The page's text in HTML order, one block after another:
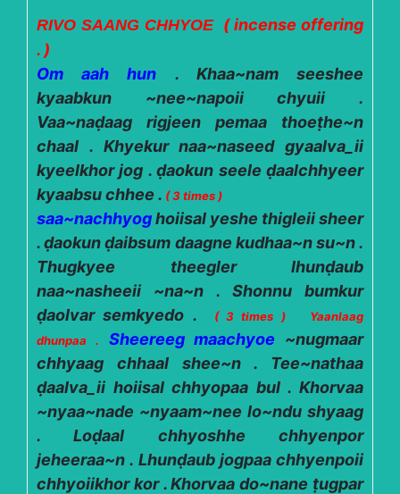
RIVO SAANG CHHYOE ( incense offering
. )
Om aah hun . Khaa~nam seeshee
kyaabkun ~nee~napoii chyuii .
Vaa~naḍaag rigjeen pemaa thoeṭhe~n
chaal . Khyekur naa~naseed gyaalva_ii
kyeelkhor jog . ḍaokun seele ḍaalchhyeer
kyaabsu chhee . ( 3 times )
saa~nachhyoghoiisal yeshe thigleii sheer
. ḍaokun ḍaibsum daagne kudhaa~n su~n .
Thugkyee theegler lhunḍaub
naa~nasheeii ~na~n . Shonnu bumkur
ḍaolvar semkyedo .
( 3 times )
Yaanlaag
dhunpaa .
Sheereeg maachyoe ~nugmaar
chhyaag chhaal shee~n . Tee~nathaa
ḍaalva_ii hoiisal chhyopaa bul . Khorvaa
~nyaa~nade ~nyaam~nee lo~ndu shyaag
. Loḍaal chhyoshhe chhyenpor
jeheeraa~n . Lhunḍaub jogpaa chhyenpoii
chhyoiikhor kor . Khorvaa do~nane ṭugpar